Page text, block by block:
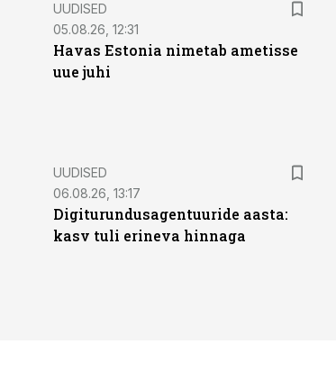
UUDISED
05.08.26, 12:31
Havas Estonia nimetab ametisse
uue juhi
UUDISED
06.08.26, 13:17
Digiturundusagentuuride aasta:
kasv tuli erineva hinnaga